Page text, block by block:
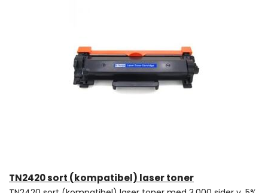
TN2420 sort (kompatibel) laser toner